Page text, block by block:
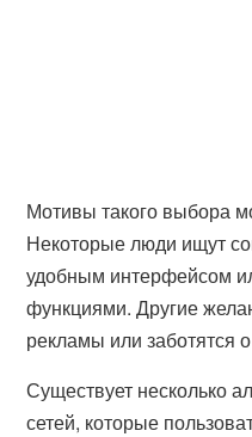
Мотивы такого выбора
Некоторые люди ищут
удобным интерфейсом
функциями. Другие
рекламы или заботятся
Существует несколько
сетей, которые